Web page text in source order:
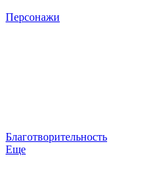
Персонажи
Благотворительность
Еще